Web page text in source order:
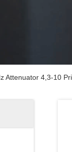
Attenuator 4,3-10